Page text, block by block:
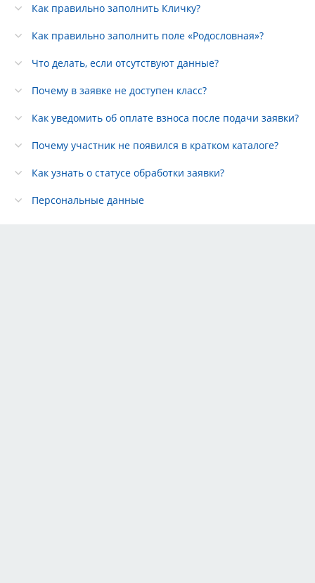
Как правильно заполнить Кличку?
Как правильно заполнить поле «Родословная»?
Что делать, если отсутствуют данные?
Почему в заявке не доступен класс?
Как уведомить об оплате взноса после подачи заявки?
Почему участник не появился в кратком каталоге?
Как узнать о статусе обработки заявки?
Персональные данные